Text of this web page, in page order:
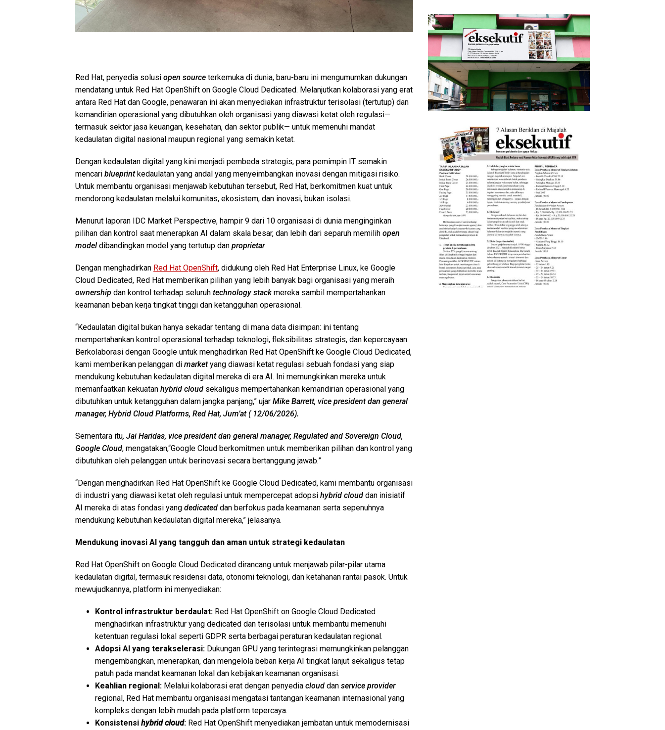
Red Hat, penyedia solusi open source terkemuka di dunia, baru-baru ini mengumumkan dukungan
mendatang untuk Red Hat OpenShift on Google Cloud Dedicated. Melanjutkan kolaborasi yang erat
antara Red Hat dan Google, penawaran ini akan menyediakan infrastruktur terisolasi (tertutup) dan
kemandirian operasional yang dibutuhkan oleh organisasi yang diawasi ketat oleh regulasi—
termasuk sektor jasa keuangan, kesehatan, dan sektor publik— untuk memenuhi mandat
kedaulatan digital nasional maupun regional yang semakin ketat.
Dengan kedaulatan digital yang kini menjadi pembeda strategis, para pemimpin IT semakin
mencari blueprintkedaulatan yang andal yang menyeimbangkan inovasi dengan mitigasi risiko.
Untuk membantu organisasi menjawab kebutuhan tersebut, Red Hat, berkomitmen kuat untuk
mendorong kedaulatan melalui komunitas, ekosistem, dan inovasi, bukan isolasi.
Menurut laporan IDC Market Perspective, hampir 9 dari 10 organisasi di dunia menginginkan
pilihan dan kontrol saat menerapkan AI dalam skala besar, dan lebih dari separuh memilih open
model dibandingkan model yang tertutup dan proprietar
Dengan menghadirkan Red Hat OpenShift, didukung oleh Red Hat Enterprise Linux, ke Google
Cloud Dedicated, Red Hat memberikan pilihan yang lebih banyak bagi organisasi yang meraih
ownership dan kontrol terhadap seluruh technology stackmereka sambil mempertahankan
keamanan beban kerja tingkat tinggi dan ketangguhan operasional.
“Kedaulatan digital bukan hanya sekadar tentang di mana data disimpan: ini tentang
mempertahankan kontrol operasional terhadap teknologi, fleksibilitas strategis, dan kepercayaan.
Berkolaborasi dengan Google untuk menghadirkan Red Hat OpenShift ke Google Cloud Dedicated,
kami memberikan pelanggan di marketyang diawasi ketat regulasi sebuah fondasi yang siap
mendukung kebutuhan kedaulatan digital mereka di era AI. Ini memungkinkan mereka untuk
memanfaatkan kekuatan hybrid cloud sekaligus mempertahankan kemandirian operasional yang
dibutuhkan untuk ketangguhan dalam jangka panjang,” ujar Mike Barrett, vice president dan general
manager, Hybrid Cloud Platforms, Red Hat, Jum’at ( 12/06/2026).
Sementara itu, Jai Haridas, vice president dan general manager, Regulated and Sovereign Cloud,
Google Cloud, mengatakan,“Google Cloud berkomitmen untuk memberikan pilihan dan kontrol yang
dibutuhkan oleh pelanggan untuk berinovasi secara bertanggung jawab.”
“Dengan menghadirkan Red Hat OpenShift ke Google Cloud Dedicated, kami membantu organisasi
di industri yang diawasi ketat oleh regulasi untuk mempercepat adopsi hybrid cloud dan inisiatif
AI mereka di atas fondasi yang dedicated dan berfokus pada keamanan serta sepenuhnya
mendukung kebutuhan kedaulatan digital mereka,” jelasanya.
Mendukung inovasi AI yang tangguh dan aman untuk strategi kedaulatan
Red Hat OpenShift on Google Cloud Dedicated dirancang untuk menjawab pilar-pilar utama
kedaulatan digital, termasuk residensi data, otonomi teknologi, dan ketahanan rantai pasok. Untuk
mewujudkannya, platform ini menyediakan:
Kontrol infrastruktur berdaulat: Red Hat OpenShift on Google Cloud Dedicated
menghadirkan infrastruktur yang dedicated dan terisolasi untuk membantu memenuhi
ketentuan regulasi lokal seperti GDPR serta berbagai peraturan kedaulatan regional.
Adopsi AI yang terakselerasi: Dukungan GPU yang terintegrasi memungkinkan pelanggan
mengembangkan, menerapkan, dan mengelola beban kerja AI tingkat lanjut sekaligus tetap
patuh pada mandat keamanan lokal dan kebijakan keamanan organisasi.
Keahlian regional: Melalui kolaborasi erat dengan penyedia cloud dan service provider
regional, Red Hat membantu organisasi mengatasi tantangan keamanan internasional yang
kompleks dengan lebih mudah pada platform tepercaya.
Konsistensi hybrid cloud: Red Hat OpenShift menyediakan jembatan untuk memodernisasi